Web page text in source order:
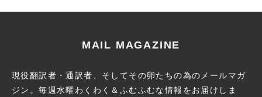
MAIL MAGAZINE
現役翻訳者・通訳者、そしてその卵たちの為のメールマガ
ジン。毎週水曜わくわく＆ふむふむな情報をお届けしま